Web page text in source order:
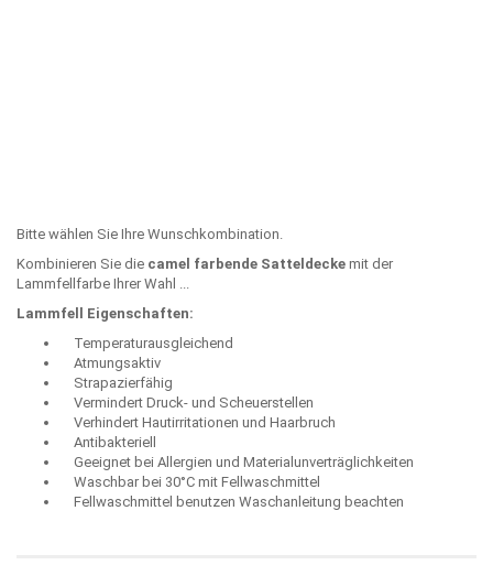
Bitte wählen Sie Ihre Wunschkombination.
Kombinieren Sie die camel farbende Satteldecke mit der
Lammfellfarbe Ihrer Wahl ...
Lammfell Eigenschaften:
Temperaturausgleichend
Atmungsaktiv
Strapazierfähig
Vermindert Druck- und Scheuerstellen
Verhindert Hautirritationen und Haarbruch
Antibakteriell
Geeignet bei Allergien und Materialunverträglichkeiten
Waschbar bei 30°C mit Fellwaschmittel
Fellwaschmittel benutzen Waschanleitung beachten